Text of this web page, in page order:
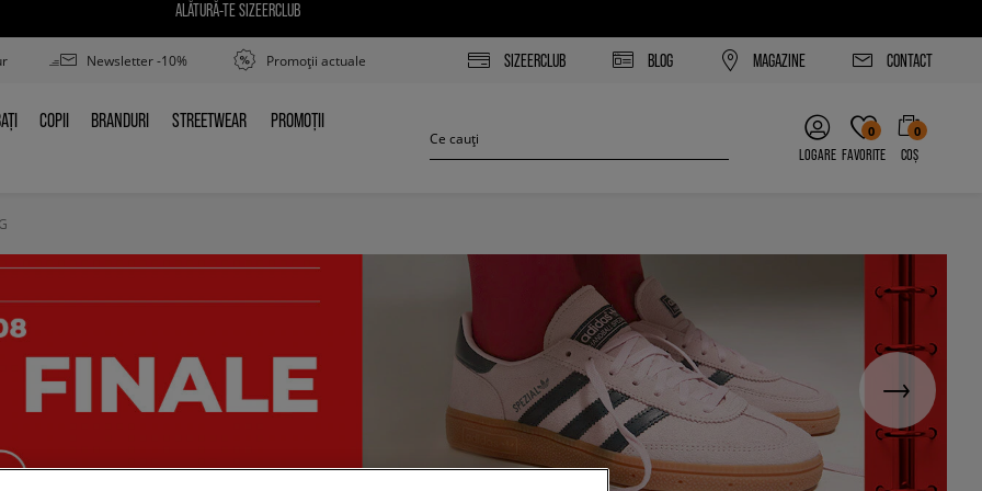
ALĂTURĂ-TE SIZEERCLUB
Newsletter -10% Promoții actuale SIZEERCLUB BLOG MAGAZINE CONTACT
COPII
COPII BRANDURI
BRANDURI STREETWEAR
STREETWEAR PROMOȚII
PROMOȚII
LOGARE
0
FAVORITE
0
COȘ